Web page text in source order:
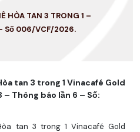
HÒA TAN 3 TRONG 1 –
- Số 006/VCF/2026.
tan 3 trong 1 Vinacafé Gold
Thông báo lần 6 – Số:
tan 3 trong 1 Vinacafé Gold